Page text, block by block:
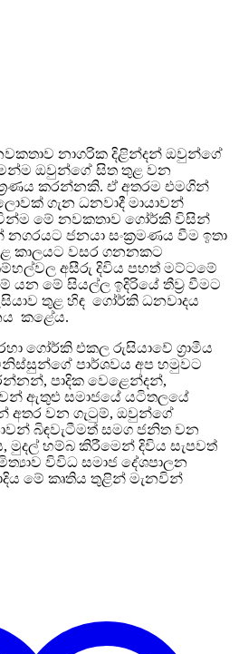
නාගරික දිළින්දන් ඔවුන්ගේ
ඔවුන්ගේ සිත තුළ වන
කරන්නකි. ඒ අතරම එමගින්
ගැන ධනවාදී මායාවන්
මේ නවකතාව ගෝර්කි විසින්
ජනයා සංක්‍රමණය වීම ඉතා
කාලයට වසර ගනනකට
අසීරු දිවිය පහත් මට්ටමේ
යන මේ සියල්ල ඉදිරියේ තීව්‍ර වීමට
තුළ හිඳ ගෝර්කි ධනවාදය
කළේය.
ගෝර්කි එකල රුසියාවේ ග්‍රාමීය
පාර්ශවය අප හමුවට
පාදික වෙළෙන්දන්,
ඇතුළු සමාජයේ යටිතලයේ
අතර වන ගැටුම්, ඔවුන්ගේ
බිඳවැටීමත් සමග ජනිත වන
මුදල් හම්බ කිරීමෙන් දිවිය සැපවත්
විවිධ සමාජ දේශපාලන
මේ කෘතිය තුළින් මැනවින්